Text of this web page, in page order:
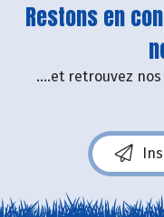
Restons en
....et retrouvez